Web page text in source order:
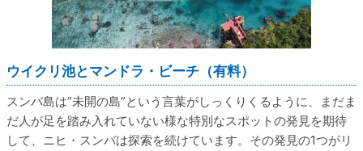
ウイクリ池とマンドラ・ビーチ（有料）
スンバ島は”未開の島”という言葉がしっくりくるように、まだま
だ人が足を踏み入れていない様な特別なスポットの発見を期待
して、ニヒ・スンバは探索を続けています。その発見の1つがリ